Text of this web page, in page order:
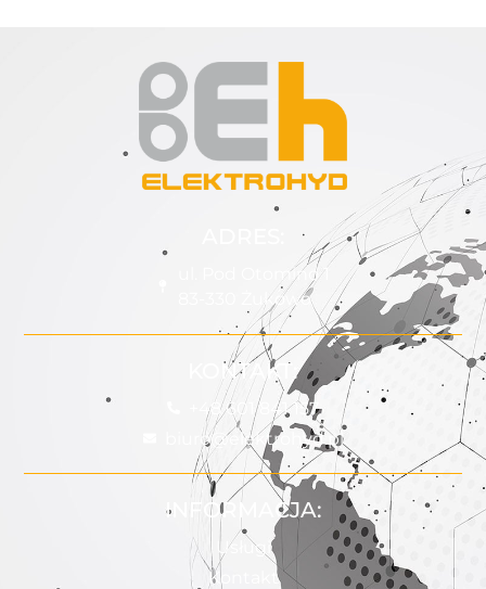
ul. Pod Otomino 1
83-330 Żukowo
KONTAKT:
+48 601 841 157
biuro@elektrohyd.pl
INFORMACJA:
Usługi
Kontakt